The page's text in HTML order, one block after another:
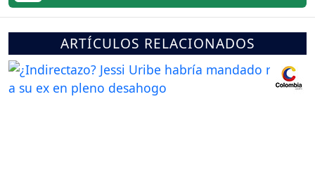
ARTÍCULOS RELACIONADOS